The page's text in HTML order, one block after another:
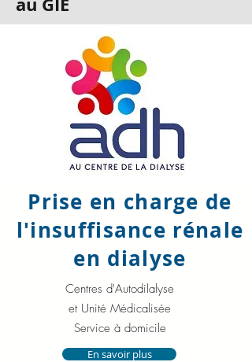
Prise en charge de
l'insuffisance rénale
en dialyse
Centres d'Autodilalyse
et Unité Médicalisée
Service à domicile
En savoir plus